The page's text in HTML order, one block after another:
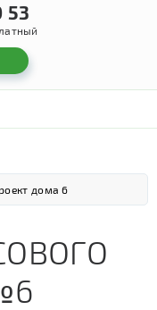
53
дома 6